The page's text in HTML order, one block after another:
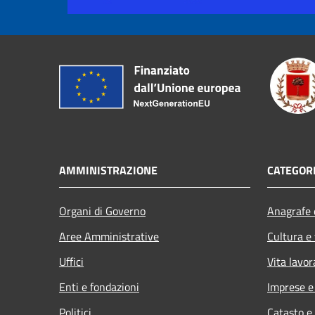
AMMINISTRAZIONE
Organi di Governo
Aree Amministrative
Uffici
Enti e fondazioni
Cultura
Vita
Imprese